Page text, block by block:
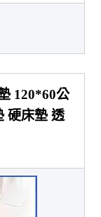
120*60公
硬床墊 透